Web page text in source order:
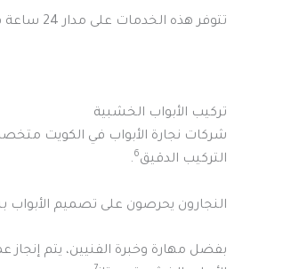
تتوفر هذه الخدمات على مدار 24 ساعة في جميع مناطق الكويت. يتم تقديم أعلى مستويات الجودة بأسعار تنافسية
تركيب الأبواب الخشبية
شركات نجارة الأبواب في الكويت
التركيب الدقيق6
.
النجارون يحرصون على تصميم